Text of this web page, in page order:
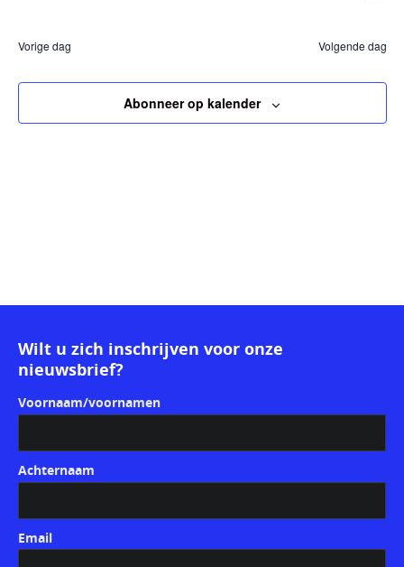
2
juni
datum.
Vorige dag Volgende dag
Abonneer op kalender
Wilt u zich inschrijven voor onze
nieuwsbrief?
Voornaam/voornamen
Achternaam
Email